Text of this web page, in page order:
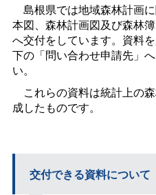
島根県では地域森林計画
本図、森林計画図及び森林
へ交付をしています。資料
下の「問い合わせ申請先」
い。
これらの資料は統計上の
成したものです。
交付できる資料について